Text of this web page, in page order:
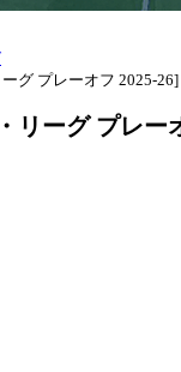
グ プレーオフ 2025-
リーグ プレー